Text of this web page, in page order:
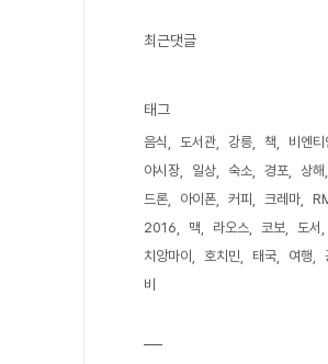
최근댓글
태그
음식 도서관 강릉 책 비엔티
야시장
일상 숙소 경포 상해
드론
아이폰 커피 크레마
2016
맥 라오스 코보 도서
치앙마이
호치민 태국 여행
비